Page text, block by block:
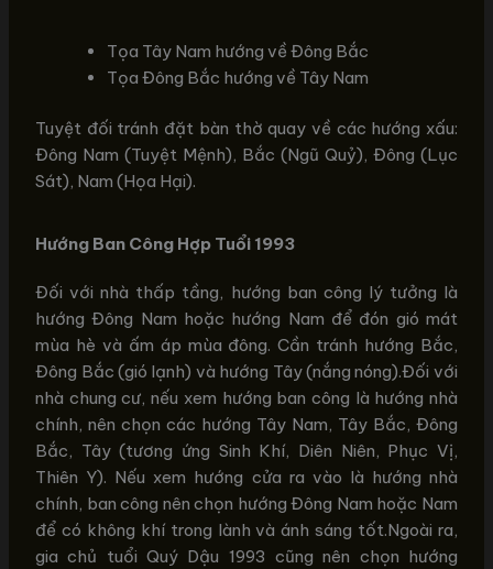
Tọa Tây Nam hướng về Đông Bắc
Tọa Đông Bắc hướng về Tây Nam
Tuyệt đối tránh đặt bàn thờ quay về các hướng xấu:
Đông Nam (Tuyệt Mệnh), Bắc (Ngũ Quỷ), Đông (Lục
Sát), Nam (Họa Hại).
Hướng Ban Công Hợp Tuổi 1993
Đối với nhà thấp tầng, hướng ban công lý tưởng là
hướng Đông Nam hoặc hướng Nam để đón gió mát
mùa hè và ấm áp mùa đông. Cần tránh hướng Bắc,
Đông Bắc (gió lạnh) và hướng Tây (nắng nóng).Đối với
nhà chung cư, nếu xem hướng ban công là hướng nhà
chính, nên chọn các hướng Tây Nam, Tây Bắc, Đông
Bắc, Tây (tương ứng Sinh Khí, Diên Niên, Phục Vị,
Thiên Y). Nếu xem hướng cửa ra vào là hướng nhà
chính, ban công nên chọn hướng Đông Nam hoặc Nam
để có không khí trong lành và ánh sáng tốt.Ngoài ra,
gia chủ tuổi Quý Dậu 1993 cũng nên chọn hướng